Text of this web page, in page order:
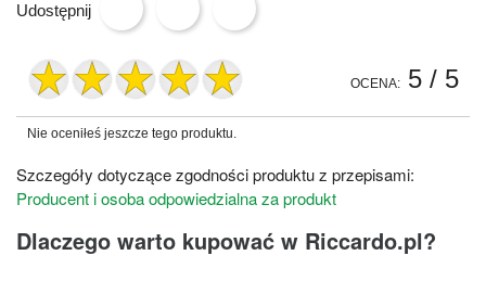
Udostępnij
OCENA: 5 / 5
Nie oceniłeś jeszcze tego produktu.
Szczegóły dotyczące zgodności produktu z przepisami:
Producent i osoba odpowiedzialna za produkt
Dlaczego warto kupować w Riccardo.pl?